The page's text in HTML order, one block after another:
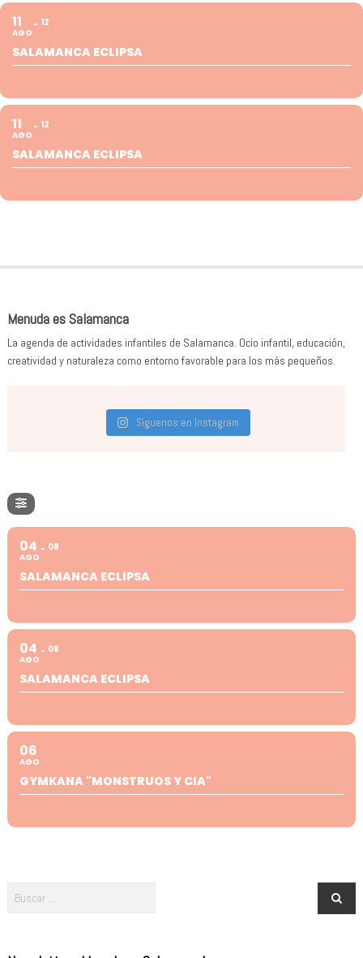
11
AGO
12
SALAMANCA ECLIPSA
11
AGO
12
SALAMANCA ECLIPSA
Menuda es Salamanca
La agenda de actividades infantiles de Salamanca. Ocio infantil, educación,
creatividad y naturaleza como entorno favorable para los más pequeños.
Síguenos en Instagram
04
AGO
08
SALAMANCA ECLIPSA
04
AGO
08
SALAMANCA ECLIPSA
06
AGO
GYMKANA "MONSTRUOS Y CIA"